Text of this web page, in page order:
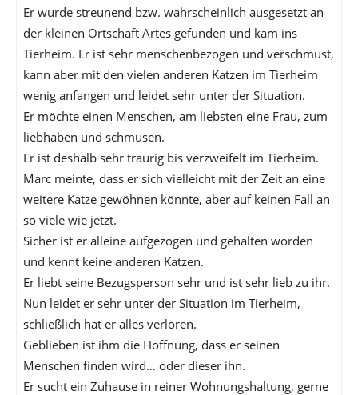
Er wurde streunend bzw. wahrscheinlich ausgesetzt an
der kleinen Ortschaft Artes gefunden und kam ins
Tierheim. Er ist sehr menschenbezogen und verschmust,
kann aber mit den vielen anderen Katzen im Tierheim
wenig anfangen und leidet sehr unter der Situation.
Er möchte einen Menschen, am liebsten eine Frau, zum
liebhaben und schmusen.
Er ist deshalb sehr traurig bis verzweifelt im Tierheim.
Marc meinte, dass er sich vielleicht mit der Zeit an eine
weitere Katze gewöhnen könnte, aber auf keinen Fall an
so viele wie jetzt.
Sicher ist er alleine aufgezogen und gehalten worden
und kennt keine anderen Katzen.
Er liebt seine Bezugsperson sehr und ist sehr lieb zu ihr.
Nun leidet er sehr unter der Situation im Tierheim,
schließlich hat er alles verloren.
Geblieben ist ihm die Hoffnung, dass er seinen
Menschen finden wird… oder dieser ihn.
Er sucht ein Zuhause in reiner Wohnungshaltung, gerne